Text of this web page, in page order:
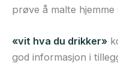
prøve å malte hjemme
«vit hva du drikker»
god informasjon i